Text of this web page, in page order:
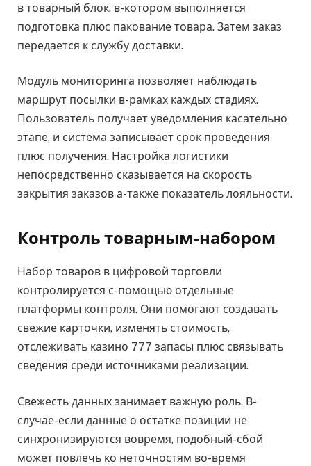
в товарный блок, в-котором выполняется
подготовка плюс пакование товара. Затем заказ
передается к службу доставки.
Модуль мониторинга позволяет наблюдать
маршрут посылки в-рамках каждых стадиях.
Пользователь получает уведомления касательно
этапе, и система записывает срок проведения
плюс получения. Настройка логистики
непосредственно сказывается на скорость
закрытия заказов а-также показатель лояльности.
Контроль товарным-набором
Набор товаров в цифровой торговли
контролируется с-помощью отдельные
платформы контроля. Они помогают создавать
свежие карточки, изменять стоимость,
отслеживать казино 777 запасы плюс связывать
сведения среди источниками реализации.
Свежесть данных занимает важную роль. В-
случае-если данные о остатке позиции не
синхронизируются вовремя, подобный-сбой
может повлечь ко неточностям во-время